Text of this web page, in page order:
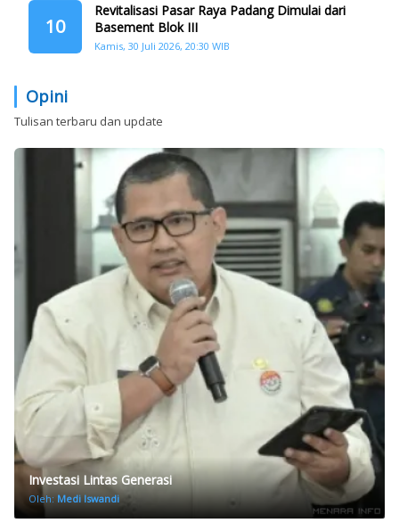
10
Revitalisasi Pasar Raya Padang Dimulai dari
Basement Blok III
Kamis, 30 Juli 2026, 20:30 WIB
Opini
Tulisan terbaru dan update
Investasi Lintas Generasi
Oleh: Medi Iswandi